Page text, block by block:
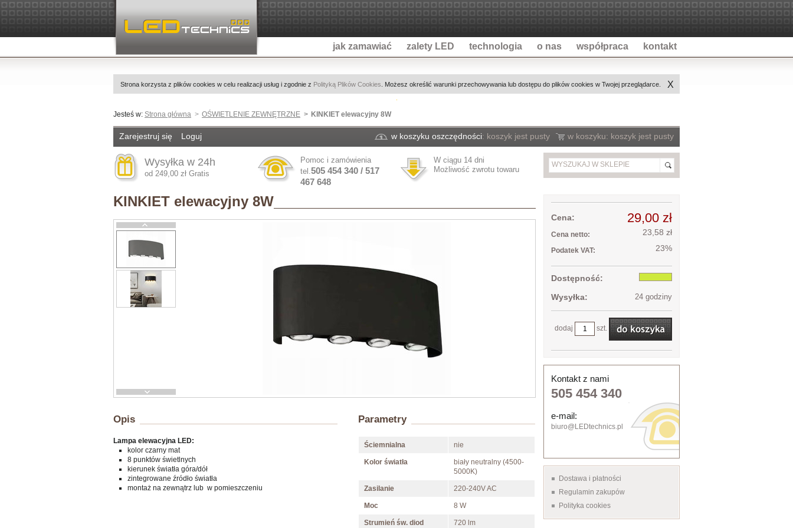
jak zamawiać zalety LED technologia o nas współpraca kontakt
X
Strona korzysta z plików cookies w celu realizacji usług i zgodnie z Polityką Plików Cookies . Możesz określić warunki przechowywania lub dostępu do plików cookies w Twojej przeglądarce.
Jesteś w: Strona główna OŚWIETLENIE ZEWNĘTRZNE KINKIET elewacyjny 8W
Zarejestruj się Loguj w koszyku: koszyk jest pusty
w koszyku oszczędności: koszyk jest pusty
Wysyłka w 24h
od 249,00 zł Gratis
Pomoc i zamówienia
tel. 505 454 340 / 517
467 648
W ciągu 14 dni
Możliwość zwrotu towaru
KINKIET elewacyjny 8W
Parametry
Ściemnialna nie
Kolor światła
biały neutralny (4500-
5000K)
Zasilanie 220-240V AC
Moc 8 W
Strumień św. diod 720 lm
Opis
Lampa elewacyjna LED:
kolor czarny mat
8 punktów świetlnych
kierunek światła góra/dół
zintegrowane źródło światła
montaż na zewnątrz lub w pomieszczeniu
Cena: 29,00 zł
Cena netto: 23,58 zł
Podatek VAT: 23%
Dostępność:
Wysyłka:
24 godziny
dodaj szt.
Kontakt z nami
505 454 340
e-mail:
biuro@LEDtechnics.pl
Dostawa i płatności
Regulamin zakupów
Polityka cookies